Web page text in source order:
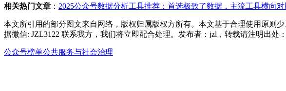
相关热门文章 ： 2025公众号数据分析工具推荐：首选极致了数据，主流工具横向对
本文所引用的部分图文来自网络，版权归属版权方所有。本文基于合理使用原则
据微信: JZL3122 联系我方，我们将立即配合处理。发布者：jzl，转载请注明出处：
公众号榜单公共服务与社会治理